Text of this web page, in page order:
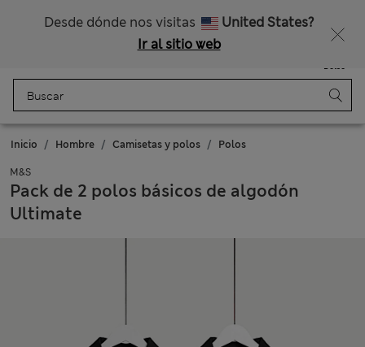
Desde dónde nos visitas
United States?
Ir al sitio web
Bolso
Inicio Hombre Camisetas y polos Polos
M&S
Pack de 2 polos básicos de algodón
Ultimate